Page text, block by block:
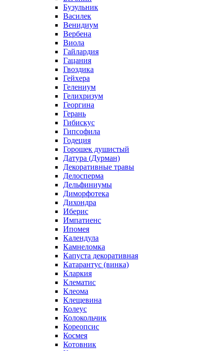
Бузульник
Василек
Венидиум
Вербена
Виола
Гайлардия
Гацания
Гвоздика
Гейхера
Гелениум
Гелихризум
Георгина
Герань
Гибискус
Гипсофила
Годеция
Горошек душистый
Датура (Дурман)
Декоративные травы
Делосперма
Дельфиниумы
Диморфотека
Дихондра
Иберис
Импатиенс
Ипомея
Календула
Камнеломка
Капуста декоративная
Катарантус (винка)
Кларкия
Клематис
Клеома
Клещевина
Колеус
Колокольчик
Кореопсис
Космея
Котовник